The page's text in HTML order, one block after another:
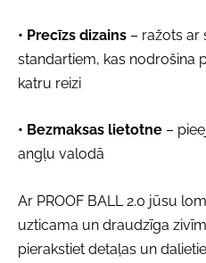
• Precīzs dizains – ražots ar
standartiem, kas nodrošina
katru reizi
• Bezmaksas lietotne –
angļu valodā
Ar PROOF BALL 2.0 jūsu
uzticama un draudzīga
pierakstiet detaļas un